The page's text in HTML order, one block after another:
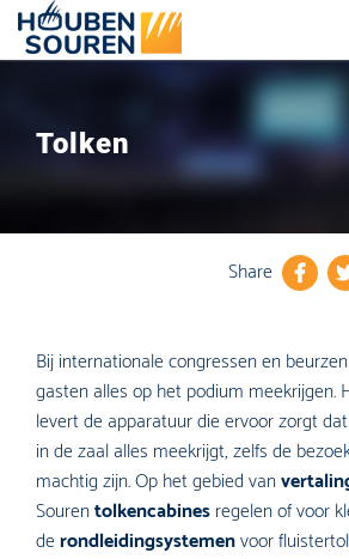
Tolken
Share
Bij internationale congressen en
gasten alles op het podium meekrijgen.
levert de apparatuur die ervoor zorgt
in de zaal alles meekrijgt, zelfs de
machtig zijn. Op het gebied van
Sourentolkencabinesregelen of voor
derondleidingsystemenvoor